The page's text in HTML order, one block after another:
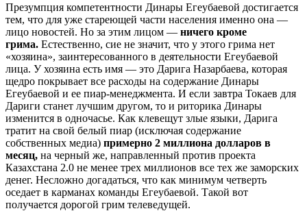
Презумпция компетентности Динары Егеубаевой достигается
тем, что для уже стареющей части населения именно она —
лицо новостей. Но за этим лицом — ничего кроме
грима. Естественно, сие не значит, что у этого грима нет
«хозяина», заинтересованного в деятельности Егеубаевой
лица. У хозяина есть имя — это Дарига Назарбаева, которая
щедро покрывает все расходы на содержание Динары
Егеубаевой и ее пиар-менеджмента. И если завтра Токаев для
Дариги станет лучшим другом, то и риторика Динары
изменится в одночасье. Как клевещут злые языки, Дарига
тратит на свой белый пиар (исключая содержание
собственных медиа) примерно 2 миллиона долларов в
месяц, на черный же, направленный против проекта
Казахстана 2.0 не менее трех миллионов все тех же заморских
денег. Несложно догадаться, что как минимум четверть
оседает в карманах команды Егеубаевой. Такой вот
получается дорогой грим телеведущей.